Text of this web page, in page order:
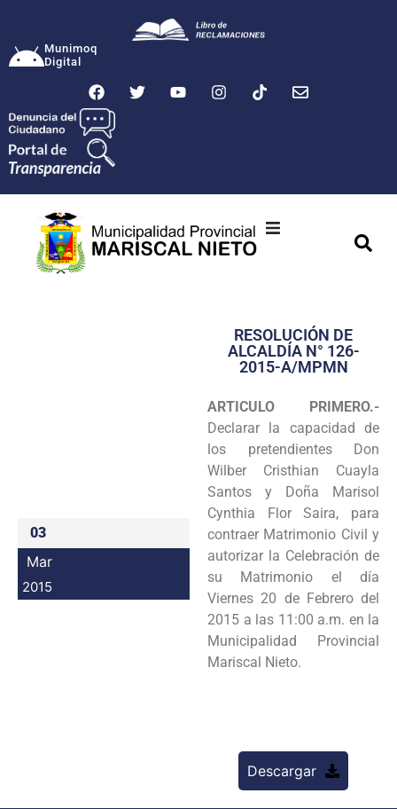
Munimoq
Digital
Transparencia
Programas
Intranet
03
Mar
2015
RESOLUCIÓN DE
ALCALDÍA N° 126-
2015-A/MPMN
ARTICULO PRIMERO.-
Declarar la capacidad de
los pretendientes Don
Wilber Cristhian Cuayla
Santos y Doña Marisol
Cynthia Flor Saira, para
contraer Matrimonio Civil y
autorizar la Celebración de
su Matrimonio el día
Viernes 20 de Febrero del
2015 a las 11:00 a.m. en la
Municipalidad Provincial
Mariscal Nieto.
Descargar